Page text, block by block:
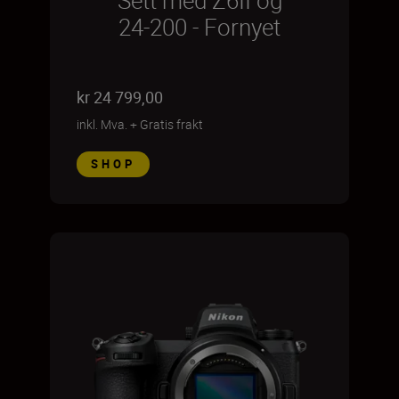
24-200 - Fornyet
kr 24 799,00
inkl. Mva. + Gratis frakt
SHOP